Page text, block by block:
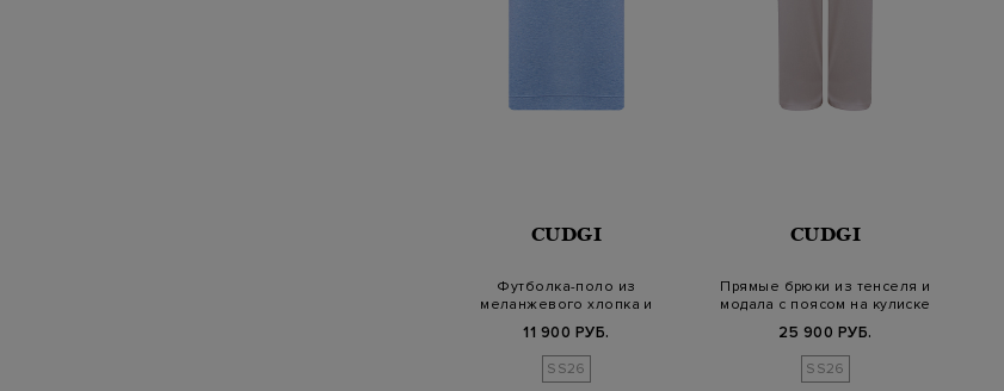
CUDGI
Футболка-поло из
меланжевого хлопка и
11 900 РУБ.
SS26
CUDGI
Прямые брюки из тенселя и
модала с поясом на кулиске
25 900 РУБ.
SS26